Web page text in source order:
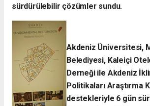
sürdürülebilir çözümler sundu.
Akdeniz Üniversitesi,
Belediyesi, Kaleiçi
Derneği ile Akdeniz
Politikaları Araştırma
destekleriyle 6 gün